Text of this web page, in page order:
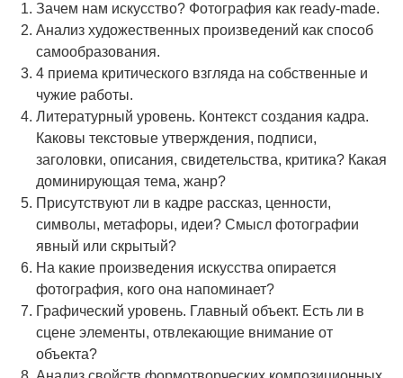
Зачем нам искусство? Фотография как ready-made.
Анализ художественных произведений как способ
самообразования.
4 приема критического взгляда на собственные и
чужие работы.
Литературный уровень. Контекст создания кадра.
Каковы текстовые утверждения, подписи,
заголовки, описания, свидетельства, критика? Какая
доминирующая тема, жанр?
Присутствуют ли в кадре рассказ, ценности,
символы, метафоры, идеи? Смысл фотографии
явный или скрытый?
На какие произведения искусства опирается
фотография, кого она напоминает?
Графический уровень. Главный объект. Есть ли в
сцене элементы, отвлекающие внимание от
объекта?